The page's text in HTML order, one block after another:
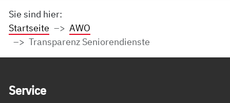
Sie sind hier:
Startseite
AWO
Transparenz Seniorendienste
Ser­vice